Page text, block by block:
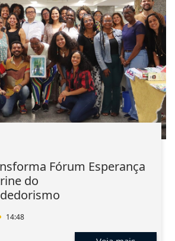
Fórum Esperança
do
14:48